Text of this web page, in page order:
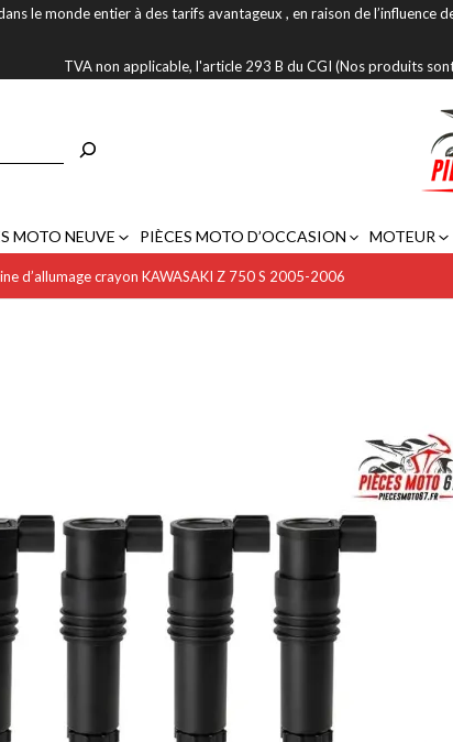
le monde entier à des tarifs avantageux , en raison de
TVA non applicable, l'article 293 B du CGI (Nos produits
MOTO NEUVE PIÈCES MOTO D’OCCASION MOTEUR
d’allumage crayon KAWASAKI Z 750 S 2005-2006